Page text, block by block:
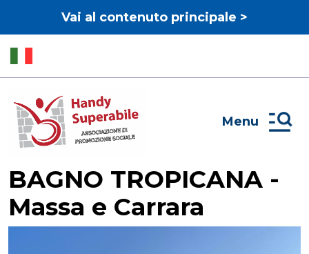
Vai al contenuto principale >
Menu
BAGNO TROPICANA -
Massa e Carrara